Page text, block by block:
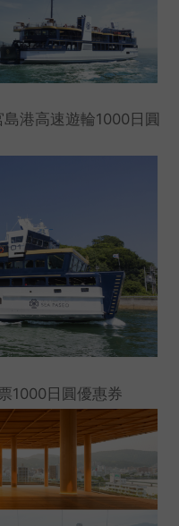
港高速遊輪1000日圓
1000日圓優惠券